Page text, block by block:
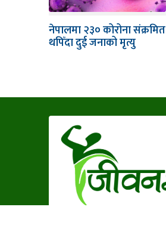
नेपालमा २३० कोरोना संक्रमित
थपिँदा दुई जनाको मृत्यु